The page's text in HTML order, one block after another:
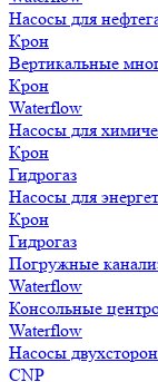
Насосы для
Крон
Вертикальные
Крон
Waterflow
Насосы для
Крон
Гидрогаз
Насосы для
Крон
Гидрогаз
Погружные
Waterflow
Консольные
Waterflow
Насосы
CNP